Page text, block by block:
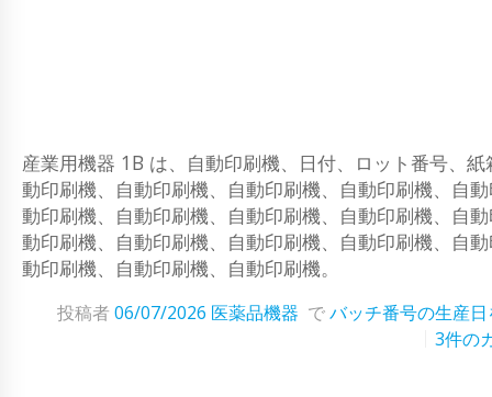
産業用機器 1B は、自動印刷機、日付、ロット番号、
動印刷機、自動印刷機、自動印刷機、自動印刷機、自
動印刷機、自動印刷機、自動印刷機、自動印刷機、自
動印刷機、自動印刷機、自動印刷機、自動印刷機、自
動印刷機、自動印刷機、自動印刷機。
投稿者06/07/2026 医薬品機器 でバッチ番号の生産
3件の